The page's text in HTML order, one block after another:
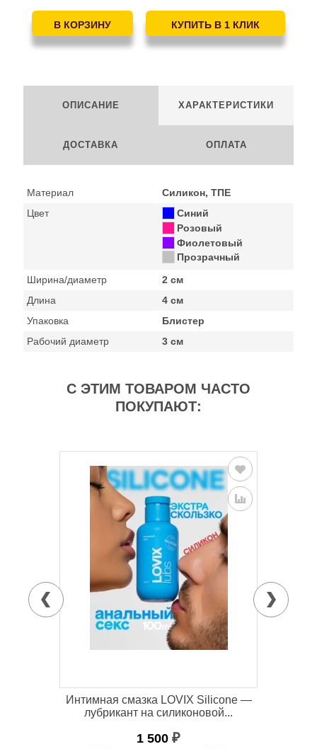
ОПИСАНИЕ ХАРАКТЕРИСТИКИ
ДОСТАВКА ОПЛАТА
Материал
Силикон, TПE
Цвет
Синий
Розовый
Фиолетовый
Прозрачный
Ширина/диаметр
2 см
Длина
4 см
Упаковка
Блистер
Рабочий диаметр
3 см
С ЭТИМ ТОВАРОМ ЧАСТО
ПОКУПАЮТ:
Интимная смазка LOVIX Silicone —
лубрикант на силиконовой...
1 500₽